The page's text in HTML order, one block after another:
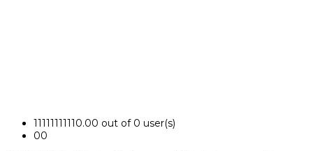
11111111110.00 out of 0 user(s)
00